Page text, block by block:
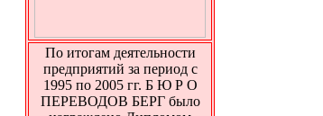
По итогам деятельности
предприятий за период с
1995 по 2005 гг. Б Ю Р О
ПЕРЕВОДОВ БЕРГ было